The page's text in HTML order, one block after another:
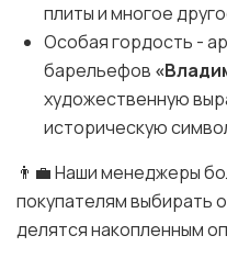
плиты и многое
Особая гордость -
барельефов
художественную
историческую
👨‍💼 Наши менеджеры
покупателям выбирать
делятся накопленным